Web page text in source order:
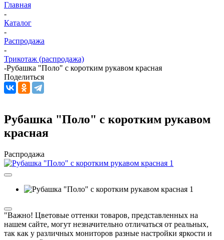
Главная
-
Каталог
-
Распродажа
-
Трикотаж (распродажа)
-Рубашка "Поло" с коротким рукавом красная
Поделиться
Рубашка "Поло" с коротким рукавом
красная
Распродажа
"Важно! Цветовые оттенки товаров, представленных на
нашем сайте, могут незначительно отличаться от реальных,
так как у различных мониторов разные настройки яркости и